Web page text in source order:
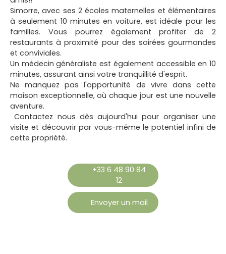
Simorre, avec ses 2 écoles maternelles et élémentaires
à seulement 10 minutes en voiture, est idéale pour les
familles. Vous pourrez également profiter de 2
restaurants à proximité pour des soirées gourmandes
et conviviales.
Un médecin généraliste est également accessible en 10
minutes, assurant ainsi votre tranquillité d'esprit.
Ne manquez pas l'opportunité de vivre dans cette
maison exceptionnelle, où chaque jour est une nouvelle
aventure.
Contactez nous dès aujourd'hui pour organiser une
visite et découvrir par vous-même le potentiel infini de
cette propriété.
+33 6 48 90 84
12
Envoyer un mail